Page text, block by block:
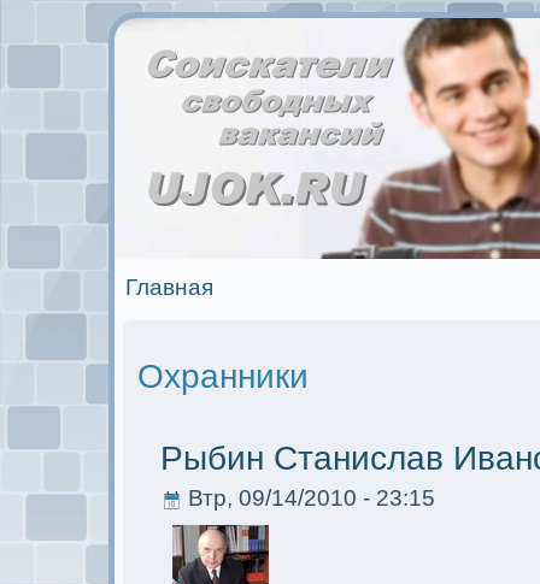
Главная
Охранники
Рыбин Станислав
Втр, 09/14/2010 - 23:15